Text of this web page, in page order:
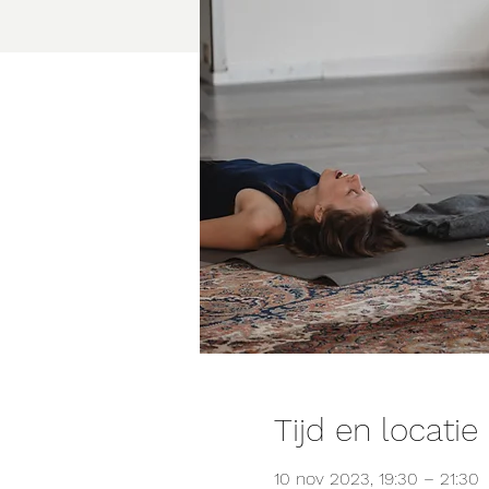
Tijd en locatie
10 nov 2023, 19:30 – 21:30